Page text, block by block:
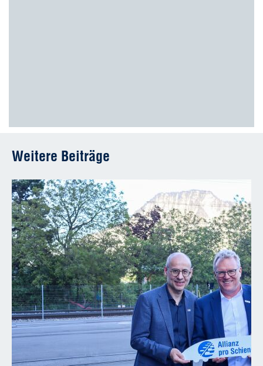
Weitere Beiträge